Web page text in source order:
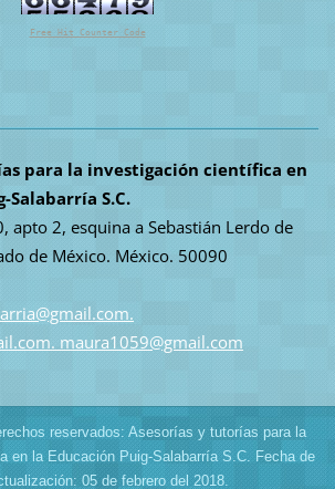
Free Hit Counter Code
para la investigación científica en
Salabarría S.C.
apto 2, esquina a Sebastián Lerdo de
de México. México. 50090
maura1059@gmail.com
reservados: Asesorías y tutorías para la
en la Educación Puig-Salabarría S.C. Fecha de
05 de febrero del 2018.